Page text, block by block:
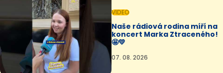
VIDEO
Naše rádiová rodina míří na
koncert Marka Ztraceného!
🤩💛
07. 08. 2026